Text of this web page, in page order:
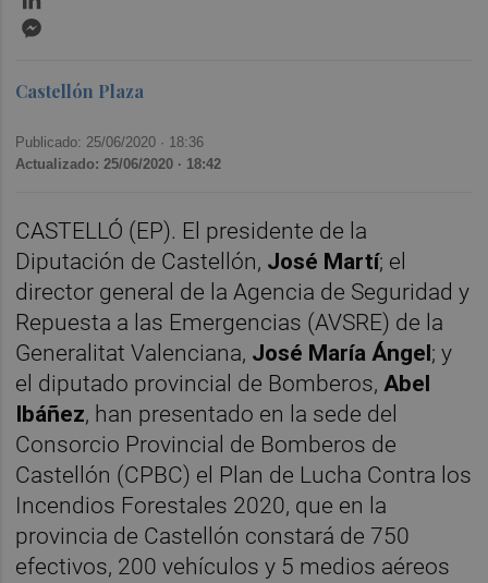
Castellón Plaza
Publicado: 25/06/2020 · 18:36
Actualizado: 25/06/2020 · 18:42
CASTELLÓ (EP). El presidente de la
Diputación de Castellón, José Martí; el
director general de la Agencia de Seguridad y
Repuesta a las Emergencias (AVSRE) de la
Generalitat Valenciana, José María Ángel ; y
el diputado provincial de Bomberos,Abel
Ibáñez, han presentado en la sede del
Consorcio Provincial de Bomberos de
Castellón (CPBC) el Plan de Lucha Contra los
Incendios Forestales 2020, que en la
provincia de Castellón constará de 750
efectivos, 200 vehículos y 5 medios aéreos